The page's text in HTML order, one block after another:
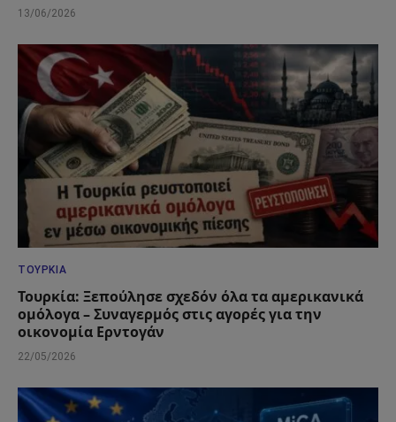
13/06/2026
ΤΟΥΡΚΊΑ
Τουρκία: Ξεπούλησε σχεδόν όλα τα αμερικανικά
ομόλογα – Συναγερμός στις αγορές για την
οικονομία Ερντογάν
22/05/2026